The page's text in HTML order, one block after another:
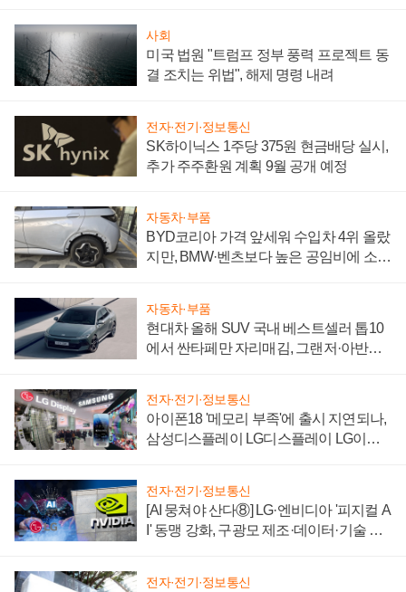
사회
미국 법원 "트럼프 정부 풍력 프로젝트 동
결 조치는 위법", 해제 명령 내려
전자·전기·정보통신
SK하이닉스 1주당 375원 현금배당 실시,
추가 주주환원 계획 9월 공개 예정
자동차·부품
BYD코리아 가격 앞세워 수입차 4위 올랐
지만, BMW·벤츠보다 높은 공임비에 소비
자동차·부품
현대차 올해 SUV 국내 베스트셀러 톱10
에서 싼타페만 자리매김, 그랜저·아반떼
전자·전기·정보통신
아이폰18 '메모리 부족'에 출시 지연되나,
삼성디스플레이 LG디스플레이 LG이노
전자·전기·정보통신
[AI 뭉쳐야 산다⑧] LG·엔비디아 '피지컬 A
I' 동맹 강화, 구광모 제조·데이터·기술 결
전자·전기·정보통신